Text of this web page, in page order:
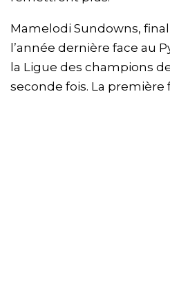
Mamelodi Sundowns,
l’année dernière face au
la Ligue des champions
seconde fois. La première